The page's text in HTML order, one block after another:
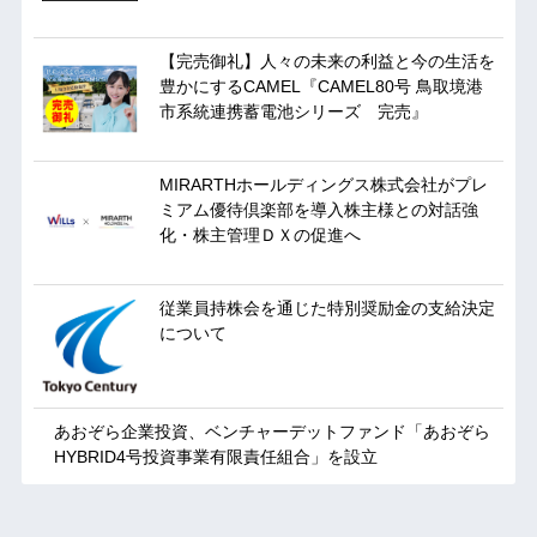
【完売御礼】人々の未来の利益と今の生活を
豊かにするCAMEL『CAMEL80号 鳥取境港
市系統連携蓄電池シリーズ 完売』
MIRARTHホールディングス株式会社がプレ
ミアム優待倶楽部を導入株主様との対話強
化・株主管理ＤＸの促進へ
従業員持株会を通じた特別奨励金の支給決定
について
あおぞら企業投資、ベンチャーデットファンド「あおぞら
HYBRID4号投資事業有限責任組合」を設立